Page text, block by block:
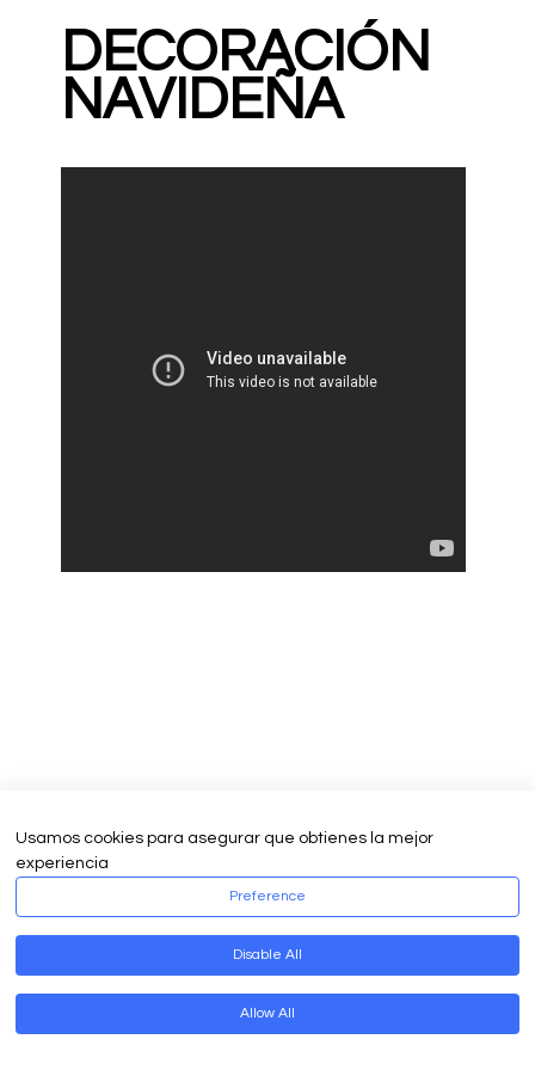
DECORACIÓN
NAVIDEÑA
Usamos cookies para asegurar que obtienes la mejor
experiencia
Preference
Disable All
Allow All